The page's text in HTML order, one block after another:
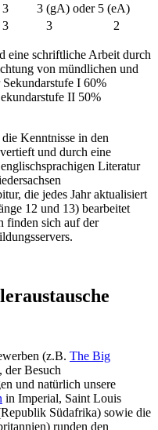
3
3 (gA) oder 5 (eA)
3 3 2
eine schriftliche Arbeit durch
von mündlichen und
I 60%
II 50%
Kenntnisse in den
und durch eine
Literatur
die jedes Jahr aktualisiert
12 und 13) bearbeitet
finden sich auf der
(z.B. The Big
der Besuch
und natürlich unsere
in Imperial, Saint Louis
Südafrika) sowie die
runden den